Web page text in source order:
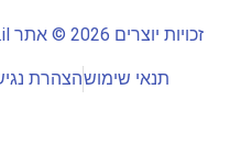
זכויות יוצרים 2026 © אתר https://beautycity2017.co.il/
תנאי שימושהצהרת נגישות